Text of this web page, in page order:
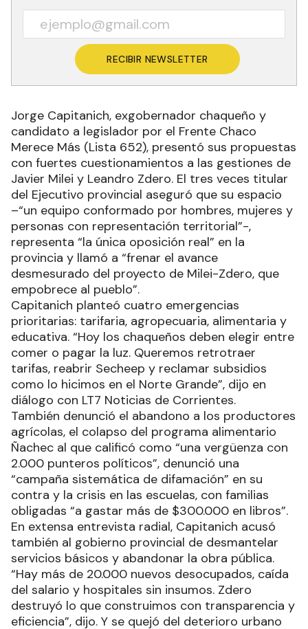
RECIBIR NEWSLETTER
Jorge Capitanich, exgobernador chaqueño y
candidato a legislador por el Frente Chaco
Merece Más (Lista 652), presentó sus propuestas
con fuertes cuestionamientos a las gestiones de
Javier Milei y Leandro Zdero. El tres veces titular
del Ejecutivo provincial aseguró que su espacio
–“un equipo conformado por hombres, mujeres y
personas con representación territorial”-,
representa “la única oposición real” en la
provincia y llamó a “frenar el avance
desmesurado del proyecto de Milei-Zdero, que
empobrece al pueblo”.
Capitanich planteó cuatro emergencias
prioritarias: tarifaria, agropecuaria, alimentaria y
educativa. “Hoy los chaqueños deben elegir entre
comer o pagar la luz. Queremos retrotraer
tarifas, reabrir Secheep y reclamar subsidios
como lo hicimos en el Norte Grande”, dijo en
diálogo con LT7 Noticias de Corrientes.
También denunció el abandono a los productores
agrícolas, el colapso del programa alimentario
Ñachec al que calificó como “una vergüenza con
2.000 punteros políticos”, denunció una
“campaña sistemática de difamación” en su
contra y la crisis en las escuelas, con familias
obligadas “a gastar más de $300.000 en libros”.
En extensa entrevista radial, Capitanich acusó
también al gobierno provincial de desmantelar
servicios básicos y abandonar la obra pública.
“Hay más de 20.000 nuevos desocupados, caída
del salario y hospitales sin insumos. Zdero
destruyó lo que construimos con transparencia y
eficiencia”, dijo. Y se quejó del deterioro urbano